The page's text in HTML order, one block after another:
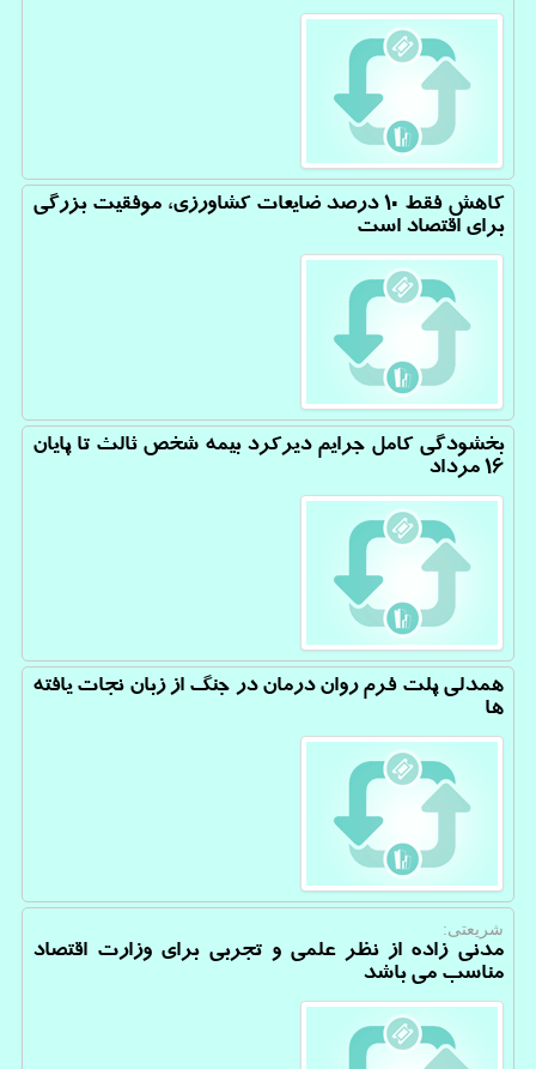
کاهش فقط 10 درصد ضایعات کشاورزی، موفقیت بزرگی
برای اقتصاد است
بخشودگی کامل جرایم دیرکرد بیمه شخص ثالث تا پایان
۱۶ مرداد
همدلی پلت فرم روان درمان در جنگ از زبان نجات یافته
ها
شریعتی:
مدنی زاده از نظر علمی و تجربی برای وزارت اقتصاد
مناسب می باشد